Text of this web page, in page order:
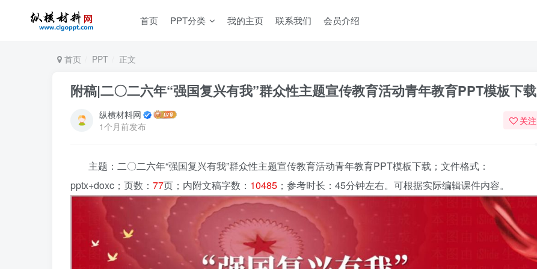
首页 PPT分类 我的主页 联系我们 会员介绍
首页 PPT 正文
附稿|二〇二六年“强国复兴有我”群众性主题宣传教育活动青年教育PPT模板下载
纵横材料网
1个月前发布
关注
主题：二〇二六年“强国复兴有我”群众性主题宣传教育活动青年教育PPT模板下载 ；文件格式：
pptx+doxc；页数： 77页；内附文稿字数： 10485 ；参考时长：45分钟左右。可根据实际编辑课件内容。